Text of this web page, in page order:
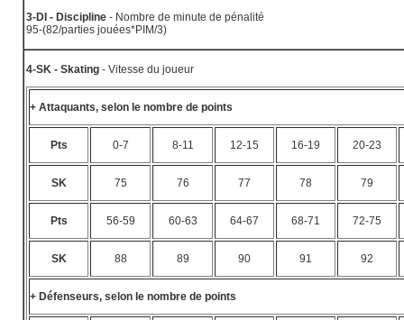
3-DI - Discipline - Nombre de minute de pénalité
95-(82/parties jouées*PIM/3)
4-SK - Skating - Vitesse du joueur
+ Attaquants, selon le nombre de points
Pts 0-7 8-11 12-15 16-19 20-23
SK 75 76 77 78 79
Pts 56-59 60-63 64-67 68-71 72-75
SK 88 89 90 91 92
+ Défenseurs, selon le nombre de points